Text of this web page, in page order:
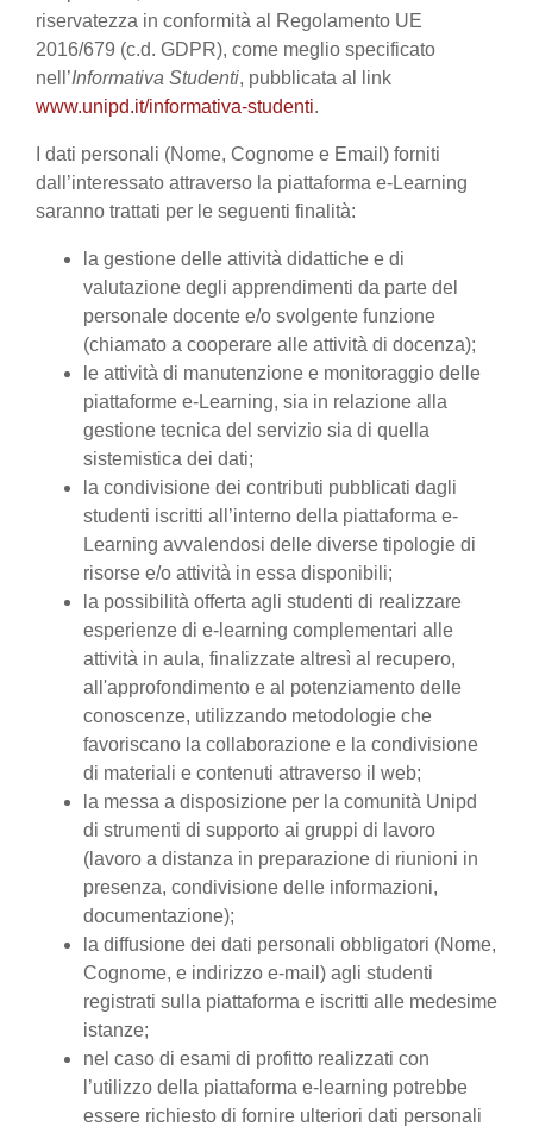
riservatezza in conformità al Regolamento UE
2016/679 (c.d. GDPR), come meglio specificato
nell’Informativa Studenti, pubblicata al link
www.unipd.it/informativa-studenti.
I dati personali (Nome, Cognome e Email) forniti
dall’interessato attraverso la piattaforma e-Learning
saranno trattati per le seguenti finalità:
la gestione delle attività didattiche e di
valutazione degli apprendimenti da parte del
personale docente e/o svolgente funzione
(chiamato a cooperare alle attività di docenza);
le attività di manutenzione e monitoraggio delle
piattaforme e-Learning, sia in relazione alla
gestione tecnica del servizio sia di quella
sistemistica dei dati;
la condivisione dei contributi pubblicati dagli
studenti iscritti all’interno della piattaforma e-
Learning avvalendosi delle diverse tipologie di
risorse e/o attività in essa disponibili;
la possibilità offerta agli studenti di realizzare
esperienze di e-learning complementari alle
attività in aula, finalizzate altresì al recupero,
all'approfondimento e al potenziamento delle
conoscenze, utilizzando metodologie che
favoriscano la collaborazione e la condivisione
di materiali e contenuti attraverso il web;
la messa a disposizione per la comunità Unipd
di strumenti di supporto ai gruppi di lavoro
(lavoro a distanza in preparazione di riunioni in
presenza, condivisione delle informazioni,
documentazione);
la diffusione dei dati personali obbligatori (Nome,
Cognome, e indirizzo e-mail) agli studenti
registrati sulla piattaforma e iscritti alle medesime
istanze;
nel caso di esami di profitto realizzati con
l’utilizzo della piattaforma e-learning potrebbe
essere richiesto di fornire ulteriori dati personali